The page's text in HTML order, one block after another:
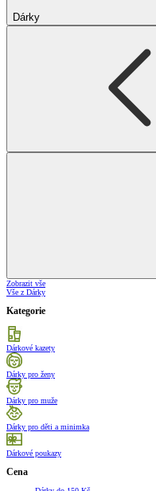
Dárky
Zobrazit vše
Vše z Dárky
Kategorie
Dárkové kazety
Dárky pro ženy
Dárky pro muže
Dárky pro děti a minimka
Dárkové poukazy
Cena